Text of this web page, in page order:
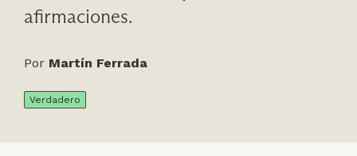
afirmaciones.
Por Martín Ferrada
Verdadero